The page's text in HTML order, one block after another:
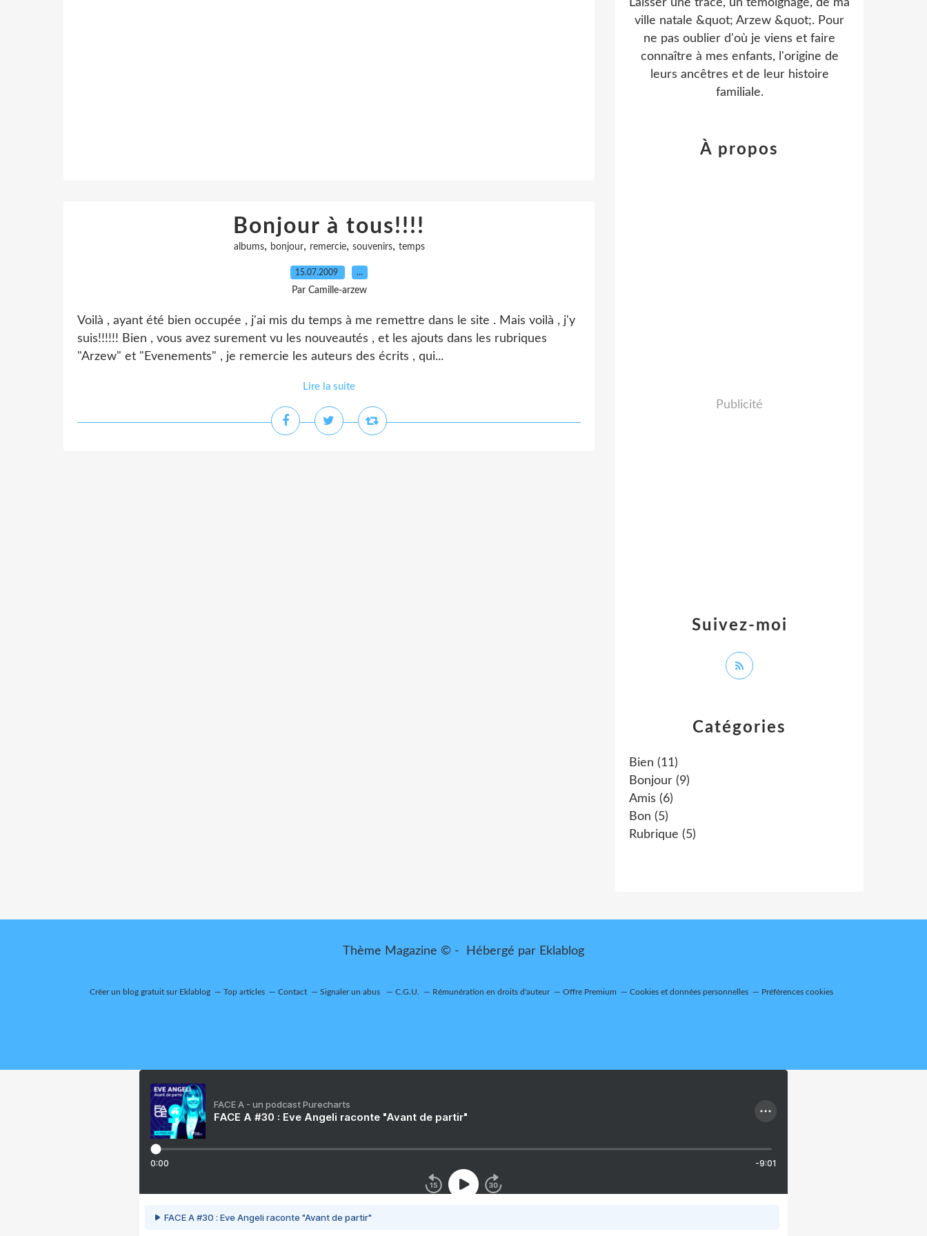
Bonjour à tous!!!!
albums, bonjour, remercie, souvenirs, temps
15.07.2009 …
Par Camille-arzew
Voilà , ayant été bien occupée , j'ai mis du temps à me remettre dans le site . Mais voilà , j'y
suis!!!!!! Bien , vous avez surement vu les nouveautés , et les ajouts dans les rubriques
"Arzew" et "Evenements" , je remercie les auteurs des écrits , qui...
Lire la suite
Catégories
Bien (11)
Bonjour (9)
Amis (6)
Bon (5)
Rubrique (5)
Laisser une trace, un témoignage, de ma
ville natale &quot; Arzew &quot;. Pour
ne pas oublier d'où je viens et faire
connaître à mes enfants, l'origine de
leurs ancêtres et de leur histoire
familiale.
Suivez-moi
À propos
Publicité
Thème Magazine © - Hébergé par Eklablog
Créer un blog gratuit sur Eklablog Top articles Contact Signaler un abus C.G.U. Rémunération en droits d'auteur Offre Premium Cookies et données personnelles Préférences cookies
FACE A - un podcast Purecharts
FACE A #30 : Eve Angeli raconte "Avant de partir"
0:00 -9:01
FACE A #30 : Eve Angeli raconte "Avant de partir"